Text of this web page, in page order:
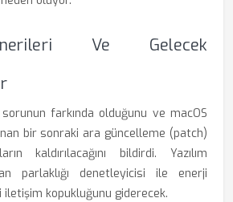
Ve Gelecek
farkında olduğunu ve macOS
bir sonraki ara güncelleme (patch)
kaldırılacağını bildirdi. Yazılım
parlaklığı denetleyicisi ile enerji
iletişim kopukluğunu giderecek.